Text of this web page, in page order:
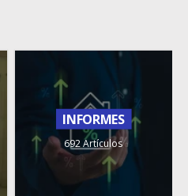
INFORMES
692 Artículos